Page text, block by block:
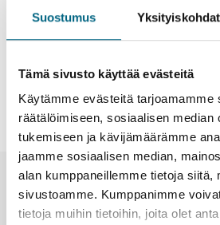
Suostumus Yksityiskohdat
Tämä sivusto käyttää evästeitä
Käytämme evästeitä tarjoamamme
räätälöimiseen, sosiaalisen median
tukemiseen ja kävijämäärämme
jaamme sosiaalisen median,
alan kumppaneillemme tietoja siitä,
sivustoamme. Kumppanimme
tietoja muihin tietoihin, joita olet
Myynnissä olevat
Ei hakua vastaavia
Uutiset ja tiedotteet